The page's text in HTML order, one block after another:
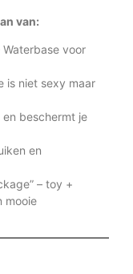
van:
Waterbase voor
is niet sexy maar
en beschermt je
en
– toy +
mooie